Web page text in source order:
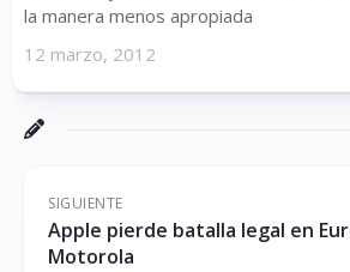
la manera menos apropiada
12 marzo, 2012
SIGUIENTE
Apple pierde batalla legal en
Motorola